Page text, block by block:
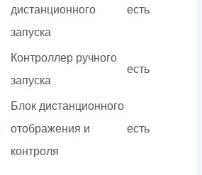
дистанционного
запуска
есть
Контроллер ручного
запуска
есть
Блок дистанционного
отображения и
контроля
есть